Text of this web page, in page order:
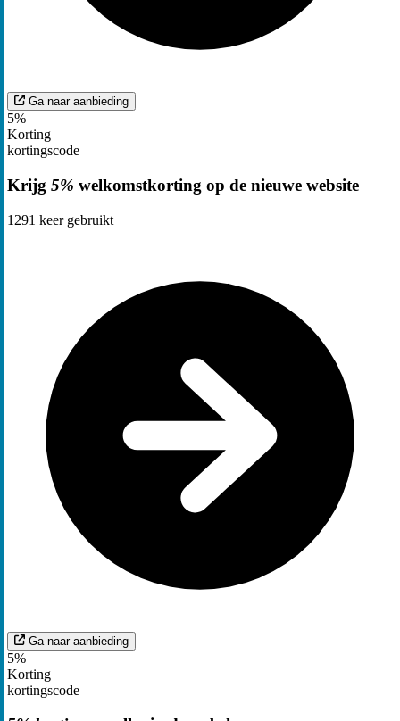
Ga naar aanbieding
5%
Korting
kortingscode
Krijg 5% welkomstkorting op de nieuwe website
1291 keer gebruikt
Ga naar aanbieding
5%
Korting
kortingscode